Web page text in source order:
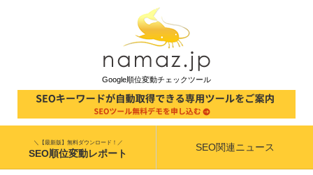
Google順位変動チェックツール
＼【最新版】無料ダウンロード！／
SEO順位変動レポート
SEO関連ニュース